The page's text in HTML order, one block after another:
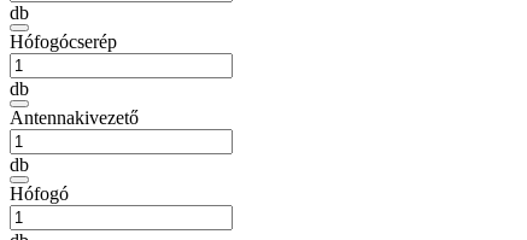
db
Hófogócserép
db
Antennakivezető
db
Hófogó